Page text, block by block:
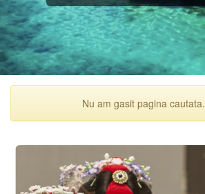
Nu am gasit pagina cautata.